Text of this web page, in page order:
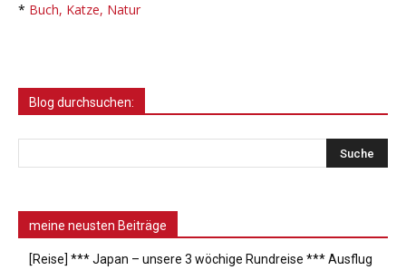
* Buch, Katze, Natur
Blog durchsuchen:
meine neusten Beiträge
[Reise] *** Japan – unsere 3 wöchige Rundreise *** Ausflug